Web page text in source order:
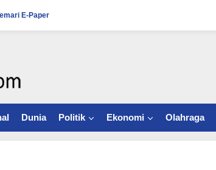
E-Paper
Dunia Politik Ekonomi Olahraga